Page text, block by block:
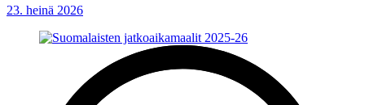
23. heinä 2026